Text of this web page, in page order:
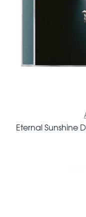
Eternal Sunshine